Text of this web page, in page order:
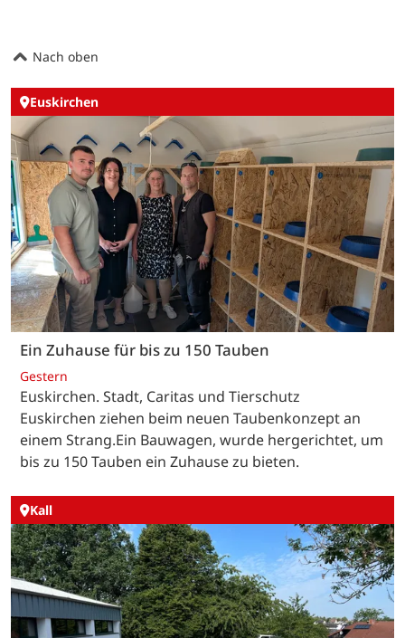
Nach oben
Euskirchen
Ein Zuhause für bis zu 150 Tauben
Gestern
Euskirchen. Stadt, Caritas und Tierschutz
Euskirchen ziehen beim neuen Taubenkonzept an
einem Strang.Ein Bauwagen, wurde hergerichtet, um
bis zu 150 Tauben ein Zuhause zu bieten.
Kall